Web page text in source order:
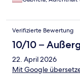
Verifizierte Bewertung
10/10 –
22. April 2026
Mit Google